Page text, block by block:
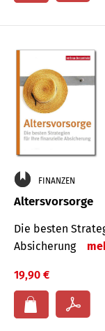
FINANZEN
Altersvorsorge
Die besten
Absicherung
19,90 €